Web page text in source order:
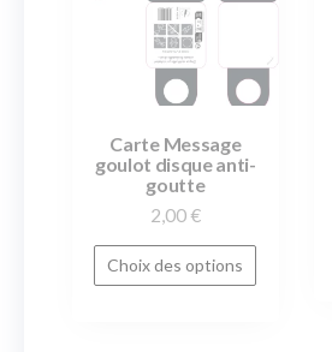
Carte Message
goulot disque anti-
goutte
2,00 €
Choix des options